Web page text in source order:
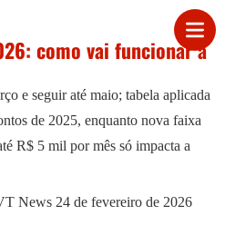
como vai funcionar a
e seguir até maio; tabela aplicada
de 2025, enquanto nova faixa
R$ 5 mil por mês só impacta a
News 24 de fevereiro de 2026